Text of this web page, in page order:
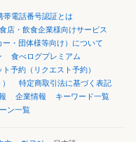
帯電話番号認証とは
店・飲食企業様向けサービス
ー・団体様等向け）について
食べログプレミアム
ト予約（リクエスト予約）
特定商取引法に基づく表記
企業情報
キーワード一覧
ン一覧